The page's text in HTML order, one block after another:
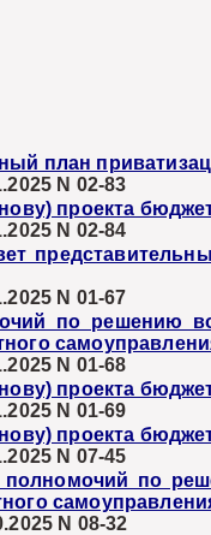
план
N 02-83
проекта
N 02-84
N 01-67
по решению
N 01-68
проекта
N 01-69
проекта
N 07-45
по
N 08-32